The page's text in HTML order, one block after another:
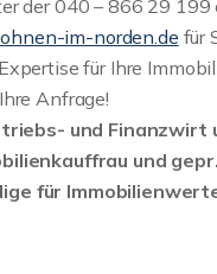
der 040 – 866 29 199
im-norden.de für
für Ihre
Anfrage!
und Finanzwirt
und gepr.
für